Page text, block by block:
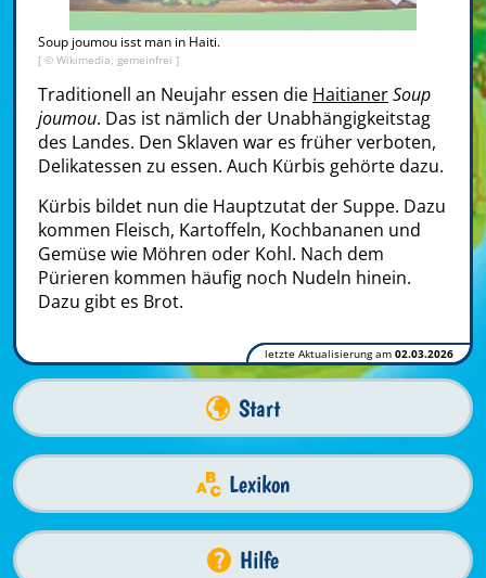
Soup joumou isst man in Haiti.
[ © Wikimedia, gemeinfrei ]
Traditionell an Neujahr essen die HaitianerSoup
joumou. Das ist nämlich der Unabhängigkeitstag
des Landes. Den Sklaven war es früher verboten,
Delikatessen zu essen. Auch Kürbis gehörte dazu.
Kürbis bildet nun die Hauptzutat der Suppe. Dazu
kommen Fleisch, Kartoffeln, Kochbananen und
Gemüse wie Möhren oder Kohl. Nach dem
Pürieren kommen häufig noch Nudeln hinein.
Dazu gibt es Brot.
letzte Aktualisierung am 02.03.2026
Start
Lexikon
Hilfe